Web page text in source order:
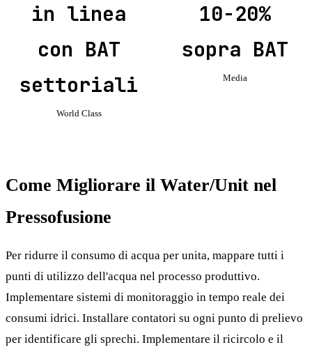
in linea
con BAT
settoriali
World Class
10-20%
sopra BAT
Media
Come Migliorare il Water/Unit nel
Pressofusione
Per ridurre il consumo di acqua per unita, mappare tutti i
punti di utilizzo dell'acqua nel processo produttivo.
Implementare sistemi di monitoraggio in tempo reale dei
consumi idrici. Installare contatori su ogni punto di prelievo
per identificare gli sprechi. Implementare il ricircolo e il